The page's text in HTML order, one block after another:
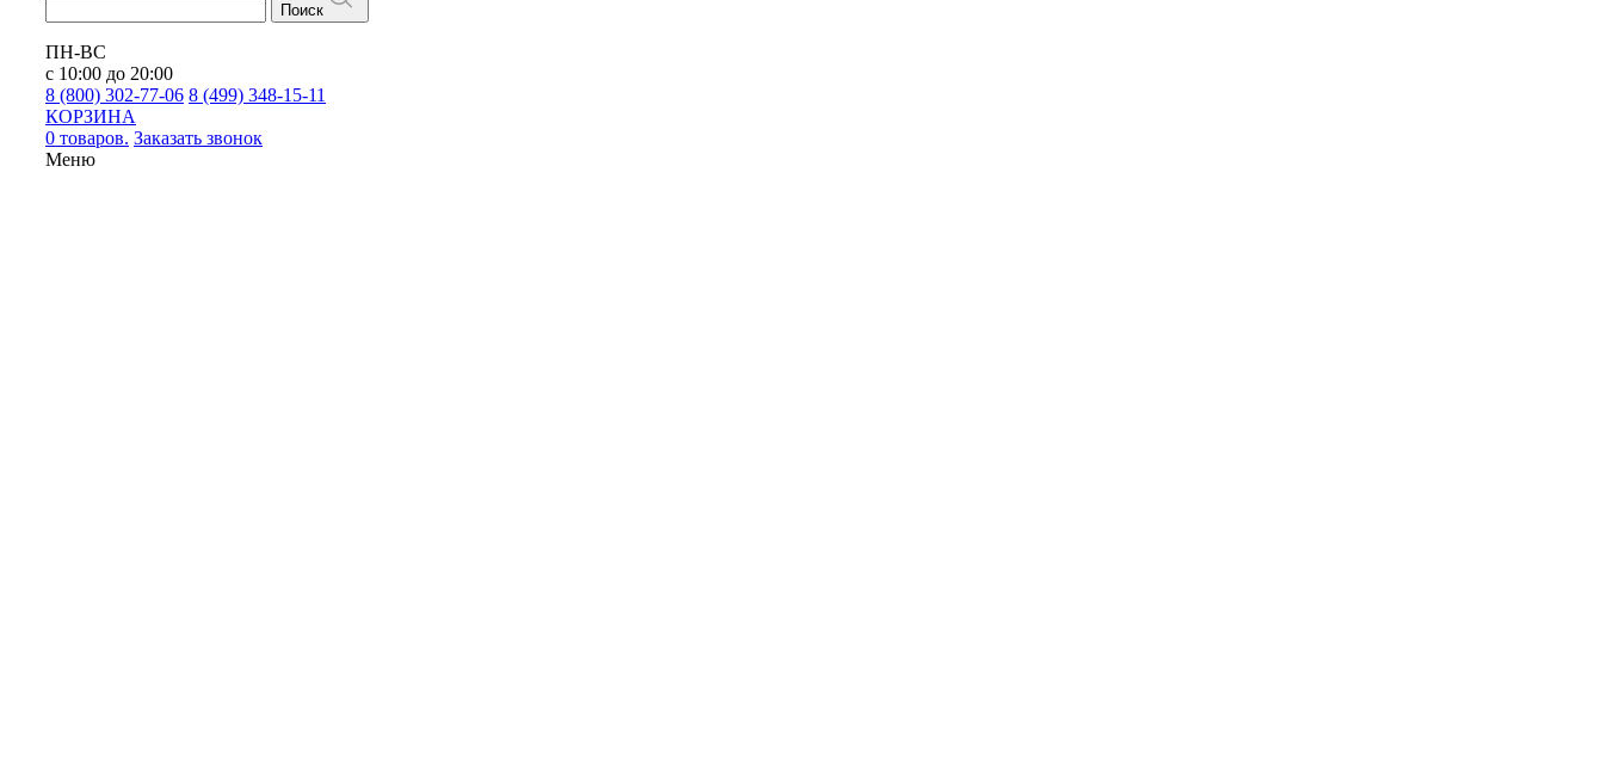
Поиск
ПН-ВС
с 10:00 до 20:00
8 (800) 302-77-06 8 (499) 348-15-11
КОРЗИНА
0 товаров. Заказать звонок
Меню